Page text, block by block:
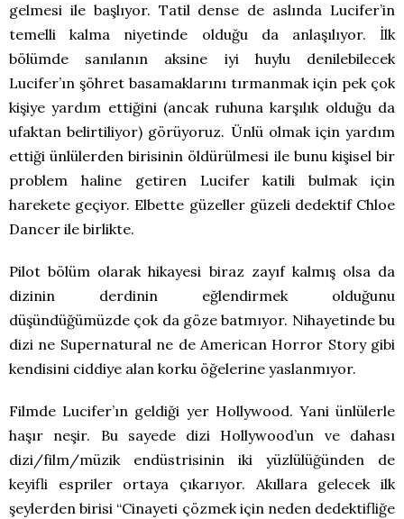
gelmesi ile başlıyor. Tatil dense de aslında Lucifer’in
temelli kalma niyetinde olduğu da anlaşılıyor. İlk
bölümde sanılanın aksine iyi huylu denilebilecek
Lucifer’ın şöhret basamaklarını tırmanmak için pek çok
kişiye yardım ettiğini (ancak ruhuna karşılık olduğu da
ufaktan belirtiliyor) görüyoruz. Ünlü olmak için yardım
ettiği ünlülerden birisinin öldürülmesi ile bunu kişisel bir
problem haline getiren Lucifer katili bulmak için
harekete geçiyor. Elbette güzeller güzeli dedektif Chloe
Dancer ile birlikte.
Pilot bölüm olarak hikayesi biraz zayıf kalmış olsa da
dizinin derdinin eğlendirmek olduğunu
düşündüğümüzde çok da göze batmıyor. Nihayetinde bu
dizi ne Supernatural ne de American Horror Story gibi
kendisini ciddiye alan korku öğelerine yaslanmıyor.
Filmde Lucifer’ın geldiği yer Hollywood. Yani ünlülerle
haşır neşir. Bu sayede dizi Hollywood’un ve dahası
dizi/film/müzik endüstrisinin iki yüzlülüğünden de
keyifli espriler ortaya çıkarıyor. Akıllara gelecek ilk
şeylerden birisi “Cinayeti çözmek için neden dedektifliğe